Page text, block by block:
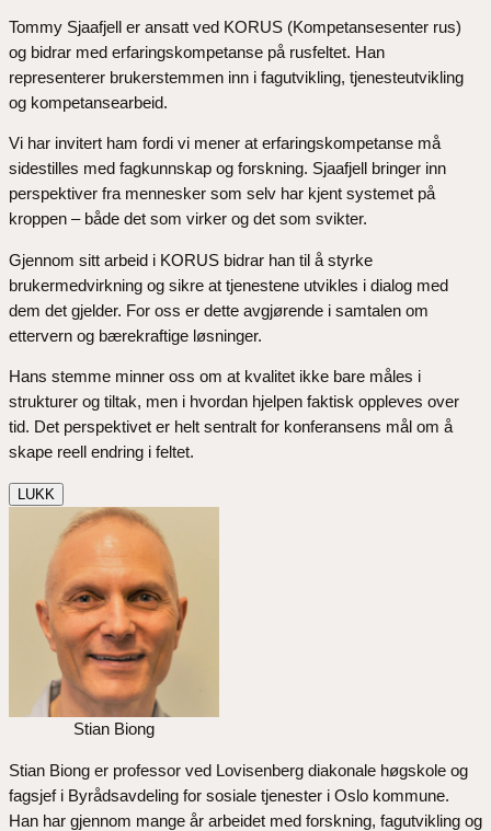
Tommy Sjaafjell er ansatt ved KORUS (Kompetansesenter rus)
og bidrar med erfaringskompetanse på rusfeltet. Han
representerer brukerstemmen inn i fagutvikling, tjenesteutvikling
og kompetansearbeid.
Vi har invitert ham fordi vi mener at erfaringskompetanse må
sidestilles med fagkunnskap og forskning. Sjaafjell bringer inn
perspektiver fra mennesker som selv har kjent systemet på
kroppen – både det som virker og det som svikter.
Gjennom sitt arbeid i KORUS bidrar han til å styrke
brukermedvirkning og sikre at tjenestene utvikles i dialog med
dem det gjelder. For oss er dette avgjørende i samtalen om
ettervern og bærekraftige løsninger.
Hans stemme minner oss om at kvalitet ikke bare måles i
strukturer og tiltak, men i hvordan hjelpen faktisk oppleves over
tid. Det perspektivet er helt sentralt for konferansens mål om å
skape reell endring i feltet.
LUKK
Stian Biong
Stian Biong er professor ved Lovisenberg diakonale høgskole og
fagsjef i Byrådsavdeling for sosiale tjenester i Oslo kommune.
Han har gjennom mange år arbeidet med forskning, fagutvikling og